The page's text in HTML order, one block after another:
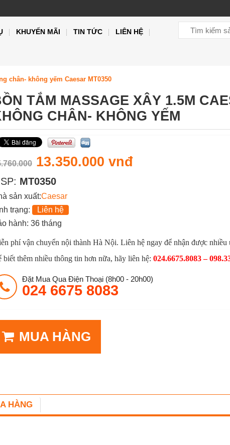
KHUYẾN MÃI TIN TỨC LIÊN HỆ
chân- không yếm Caesar MT0350
TẮM MASSAGE XÂY 1.5M
CHÂN- KHÔNG YẾM
13.350.000 vnđ
MT0350
sản xuất:Caesar
trạng:
Liên hệ
hành: 36 tháng
phí vận chuyển nội thành Hà Nội. Liên hệ ngay để nhận được nhiều
biết thêm nhiều thông tin hơn nữa, hãy liên hệ: 024.6675.8083 –
Đặt Mua Qua Điện Thoại (8h00 - 20h00)
024 6675 8083
MUA HÀNG
HÀNG